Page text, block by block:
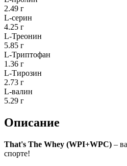
2.49 г
L-серин
4.25 г
L-Треонин
5.85 г
L-Триптофан
1.36 г
L-Тирозин
2.73 г
L-валин
5.29 г
Описание
That's The Whey (WPI+WPC) –
спорте!